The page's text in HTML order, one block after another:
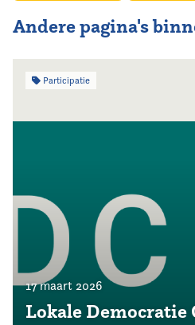
Andere pagina's
Participatie
17 maart 2026
Lokale Democratie